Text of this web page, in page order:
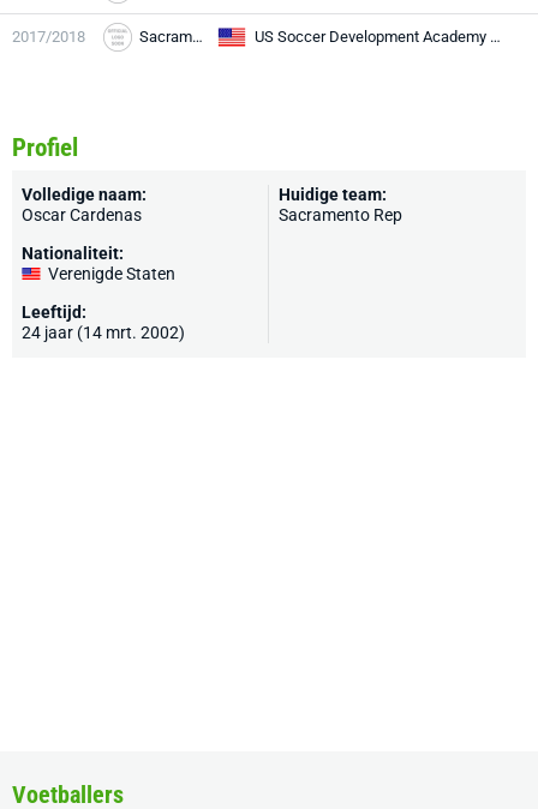
2017/2018 Sacramento Rep US Soccer Development Academy U16/17
Profiel
Volledige naam:
Oscar Cardenas
Nationaliteit:
Verenigde Staten
Leeftijd:
24 jaar (14 mrt. 2002)
Huidige team:
Sacramento Rep
Voetballers